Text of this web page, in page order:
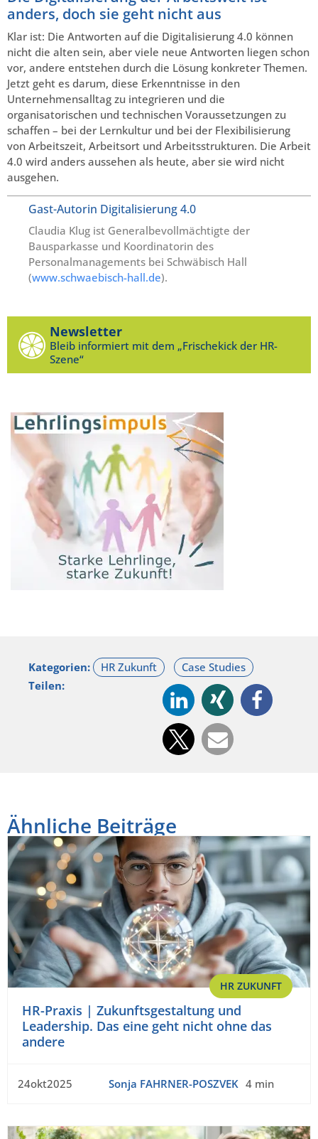
anders, doch sie geht nicht aus
Klar ist: Die Antworten auf die Digitalisierung 4.0 können
nicht die alten sein, aber viele neue Antworten liegen schon
vor, andere entstehen durch die Lösung konkreter Themen.
Jetzt geht es darum, diese Erkenntnisse in den
Unternehmensalltag zu integrieren und die
organisatorischen und technischen Voraussetzungen zu
schaffen – bei der Lernkultur und bei der Flexibilisierung
von Arbeitszeit, Arbeitsort und Arbeits­strukturen. Die Arbeit
4.0 wird anders aussehen als heute, aber sie wird nicht
ausgehen.
Gast-Autorin Digitalisierung 4.0
Claudia Klug ist Generalbevollmächtigte der
Bausparkasse und Koordinatorin des
Personalmanagements bei Schwäbisch Hall
(www.schwaebisch-hall.de).
Newsletter
Bleib informiert mit dem „Frischekick der HR-
Szene“
Kategorien:
Teilen:
Ähnliche Beiträge
HR ZUKUNFT
HR-Praxis | Zukunftsgestaltung und
Leadership. Das eine geht nicht ohne das
andere
24okt2025 Sonja FAHRNER-POSZVEK 4 min